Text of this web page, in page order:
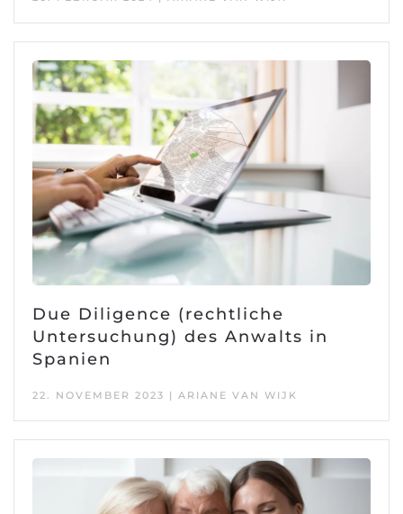
Due Diligence (rechtliche
Untersuchung) des Anwalts in
Spanien
22. NOVEMBER 2023 | ARIANE VAN WIJK